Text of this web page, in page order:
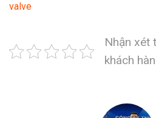
valve
Nhận xét
khách